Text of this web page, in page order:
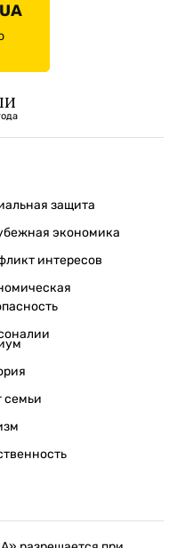
защита
экономика
интересов
семьи